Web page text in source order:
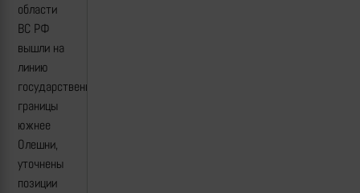
области
ВС РФ
вышли на
линию
государственной
границы
южнее
Олешни,
уточнены
позиции